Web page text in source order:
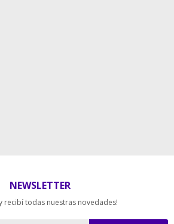
NEWSLETTER
recibí todas nuestras novedades!